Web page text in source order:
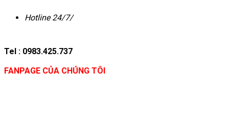
Hotline 24/7/
Tel : 0983.425.737
FANPAGE CỦA CHÚNG TÔI